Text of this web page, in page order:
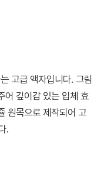
고급 액자입니다. 그림
어 깊이감 있는 입체 효
원목으로 제작되어 고
.